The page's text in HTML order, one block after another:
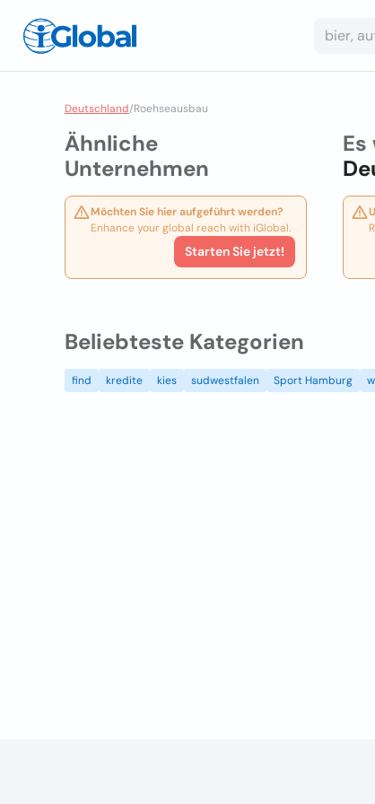
Deutschland/Roehseausbau
Ähnliche
Unternehmen
Möchten Sie hier aufgeführt werden?
Enhance your global reach with iGlobal.
Starten Sie jetzt!
Beliebteste Kategorien
find kredite kies sudwestfalen Sport Hamburg